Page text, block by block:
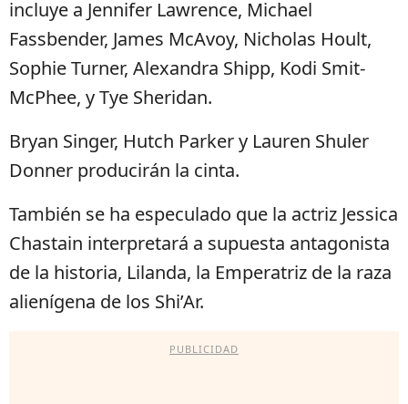
incluye a Jennifer Lawrence, Michael
Fassbender, James McAvoy, Nicholas Hoult,
Sophie Turner, Alexandra Shipp, Kodi Smit-
McPhee, y Tye Sheridan.
Bryan Singer, Hutch Parker y Lauren Shuler
Donner producirán la cinta.
También se ha especulado que la actriz Jessica
Chastain interpretará a supuesta antagonista
de la historia, Lilanda, la Emperatriz de la raza
alienígena de los Shi’Ar.
PUBLICIDAD